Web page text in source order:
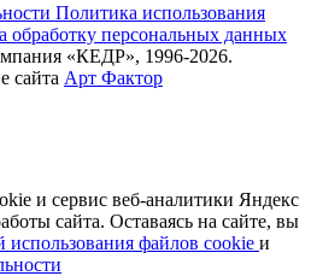
Политика использования
обработку персональных данных
«КЕДР», 1996-2026.
сайта Арт Фактор
и сервис веб-аналитики Яндекс
сайта. Оставаясь на сайте, вы
использования файлов cookie и